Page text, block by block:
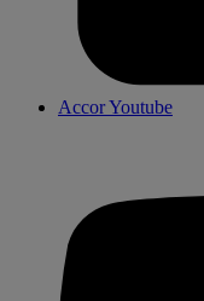
Accor Youtube